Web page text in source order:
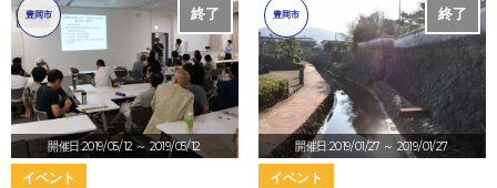
開催日:2019/05/12 ～ 2019/05/12
終了
豊岡市
イベント
開催日:2019/01/27 ～ 2019/01/27
終了
豊岡市
イベント